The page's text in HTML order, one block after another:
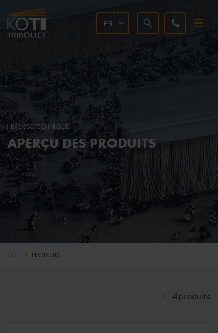
FR
BROSSE TECHNIQUE
APERÇU DES PRODUITS
KOTI PRODUITS
4 produits